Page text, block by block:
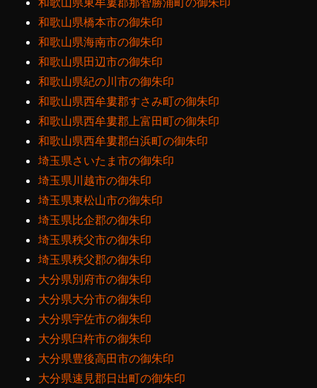
和歌山県橋本市の御朱印
和歌山県海南市の御朱印
和歌山県田辺市の御朱印
和歌山県紀の川市の御朱印
和歌山県西牟婁郡すさみ町の御朱印
和歌山県西牟婁郡上富田町の御朱印
和歌山県西牟婁郡白浜町の御朱印
埼玉県さいたま市の御朱印
埼玉県川越市の御朱印
埼玉県東松山市の御朱印
埼玉県比企郡の御朱印
埼玉県秩父市の御朱印
埼玉県秩父郡の御朱印
大分県別府市の御朱印
大分県大分市の御朱印
大分県宇佐市の御朱印
大分県臼杵市の御朱印
大分県豊後高田市の御朱印
大分県速見郡日出町の御朱印